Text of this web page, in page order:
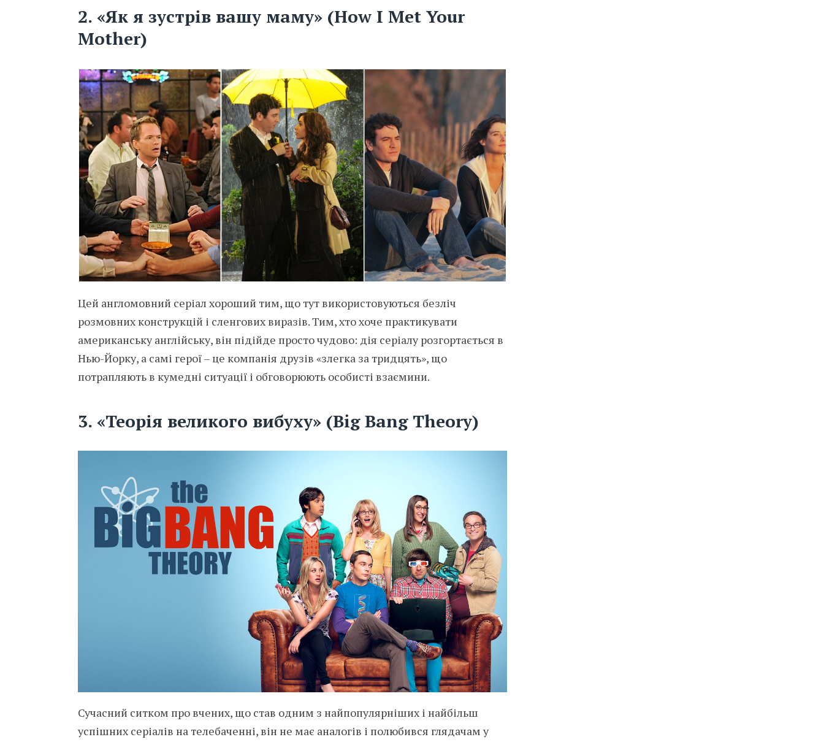
2.«Як я зустрів вашу маму» (How I Met Your
Mother)
Цей англомовний серіал хороший тим, що тут використовуються безліч
розмовних конструкцій і сленгових виразів. Тим, хто хоче практикувати
американську англійську, він підійде просто чудово: дія серіалу розгортається в
Нью-Йорку, а самі герої – це компанія друзів «злегка за тридцять», що
потрапляють в кумедні ситуації і обговорюють особисті взаємини.
3.«Теорія великого вибуху» (Big Bang Theory)
Сучасний ситком про вчених, що став одним з найпопулярніших і найбільш
успішних серіалів на телебаченні, він не має аналогів і полюбився глядачам у